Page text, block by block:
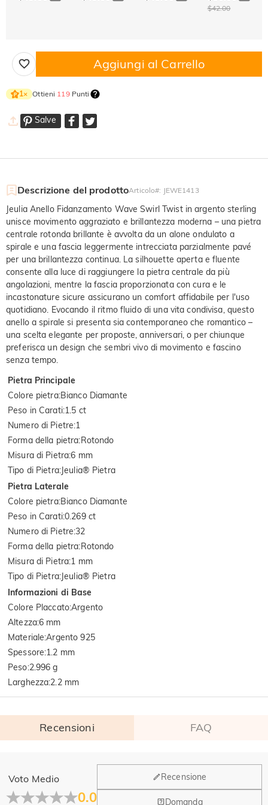
$42.00
Aggiungi al Carrello
1× Ottieni 119Punti
Salve
Descrizione del prodottoArticolo#: JEWE1413
Jeulia Anello Fidanzamento Wave Swirl Twist in argento sterling
unisce movimento aggraziato e brillantezza moderna – una pietra
centrale rotonda brillante è avvolta da un alone ondulato a
spirale e una fascia leggermente intrecciata parzialmente pavé
per una brillantezza continua. La silhouette aperta e fluente
consente alla luce di raggiungere la pietra centrale da più
angolazioni, mentre la fascia proporzionata con cura e le
incastonature sicure assicurano un comfort affidabile per l'uso
quotidiano. Evocando il ritmo fluido di una vita condivisa, questo
anello a spirale si presenta sia contemporaneo che romantico –
una scelta elegante per proposte, anniversari, o per chiunque
preferisca un design che sembri vivo di movimento e fascino
senza tempo.
Pietra Principale
Colore pietra:Bianco Diamante
Peso in Carati:1.5 ct
Numero di Pietre:1
Forma della pietra:Rotondo
Misura di Pietra:6 mm
Tipo di Pietra:Jeulia® Pietra
Pietra Laterale
Colore pietra:Bianco Diamante
Peso in Carati:0.269 ct
Numero di Pietre:32
Forma della pietra:Rotondo
Misura di Pietra:1 mm
Tipo di Pietra:Jeulia® Pietra
Informazioni di Base
Colore Placcato:Argento
Altezza:6 mm
Materiale:Argento 925
Spessore:1.2 mm
Peso:2.996 g
Larghezza:2.2 mm
Recensioni FAQ
Voto Medio
0.0
Recensione
Domanda
Generale
Dove si trova la tua azienda?